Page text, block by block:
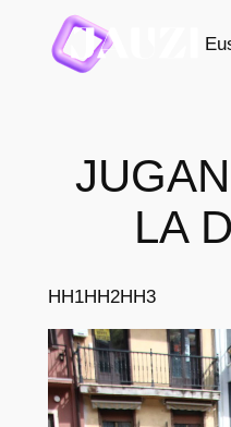
contenido
LA
HH1HH2HH3